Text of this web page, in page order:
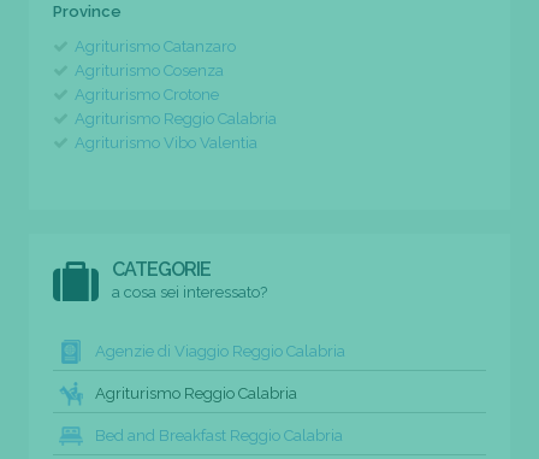
Province
Agriturismo Catanzaro
Agriturismo Cosenza
Agriturismo Crotone
Agriturismo Reggio Calabria
Agriturismo Vibo Valentia
CATEGORIE
a cosa sei interessato?
Agenzie di Viaggio Reggio Calabria
Agriturismo Reggio Calabria
Bed and Breakfast Reggio Calabria